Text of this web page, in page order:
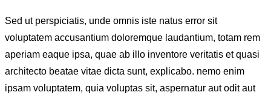
Sed ut perspiciatis, unde omnis iste natus error sit
voluptatem accusantium doloremque laudantium, totam rem
aperiam eaque ipsa, quae ab illo inventore veritatis et quasi
architecto beatae vitae dicta sunt, explicabo. nemo enim
ipsam voluptatem, quia voluptas sit, aspernatur aut odit aut